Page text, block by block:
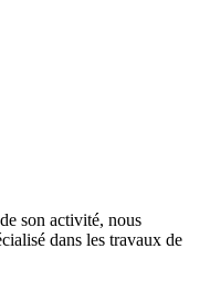
son activité, nous
dans les travaux de